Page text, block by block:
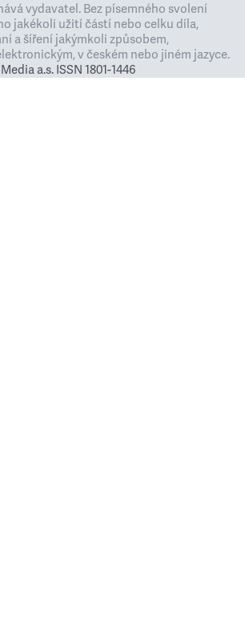
vydavatel. Bez písemného svolení
jakékoli užití částí nebo celku díla,
a šíření jakýmkoli způsobem,
v českém nebo jiném jazyce.
a.s. ISSN 1801-1446